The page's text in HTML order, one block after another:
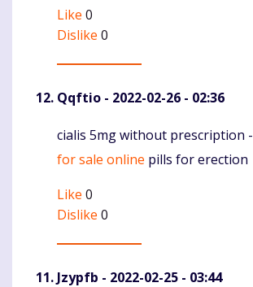
Like 0
Dislike 0
Qqftio - 2022-02-26 - 02:36
Komentaras
cialis 5mg without prescription -
for sale online pills for erection
Like 0
Dislike 0
Jzypfb - 2022-02-25 - 03:44